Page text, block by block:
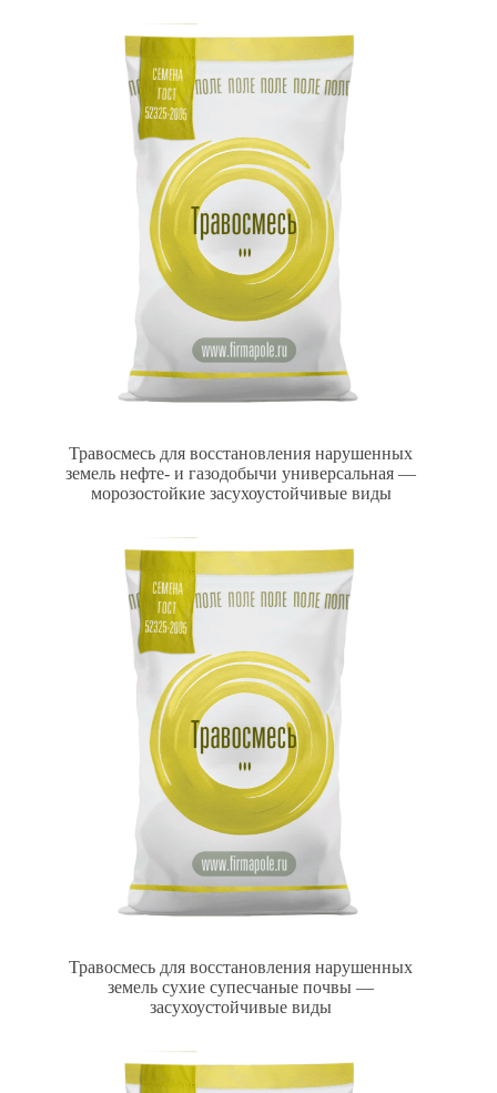
Травосмесь для восстановления нарушенных
земель нефте- и газодобычи универсальная —
морозостойкие засухоустойчивые виды
Травосмесь для восстановления нарушенных
земель сухие супесчаные почвы —
засухоустойчивые виды